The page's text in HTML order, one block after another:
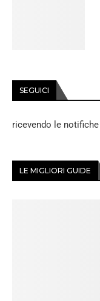
SEGUICI
ricevendo le notifiche
LE MIGLIORI GUIDE